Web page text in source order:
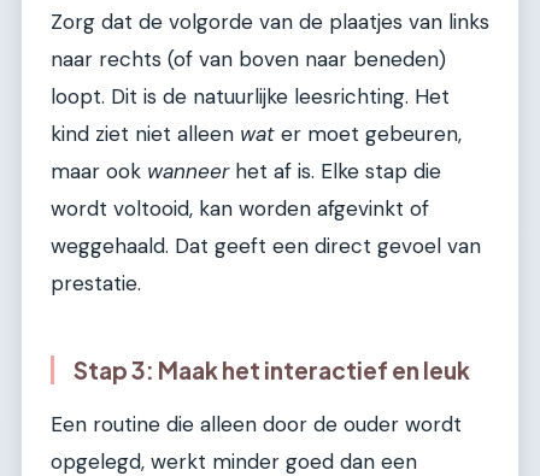
Zorg dat de volgorde van de plaatjes van links
naar rechts (of van boven naar beneden)
loopt. Dit is de natuurlijke leesrichting. Het
kind ziet niet alleen wat er moet gebeuren,
maar ook wanneerhet af is. Elke stap die
wordt voltooid, kan worden afgevinkt of
weggehaald. Dat geeft een direct gevoel van
prestatie.
Stap 3: Maak het interactief en leuk
Een routine die alleen door de ouder wordt
opgelegd, werkt minder goed dan een